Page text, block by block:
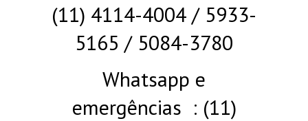
(11) 4114-4004 / 5933-
5165 / 5084-3780
Whatsapp e
emergências : (11)